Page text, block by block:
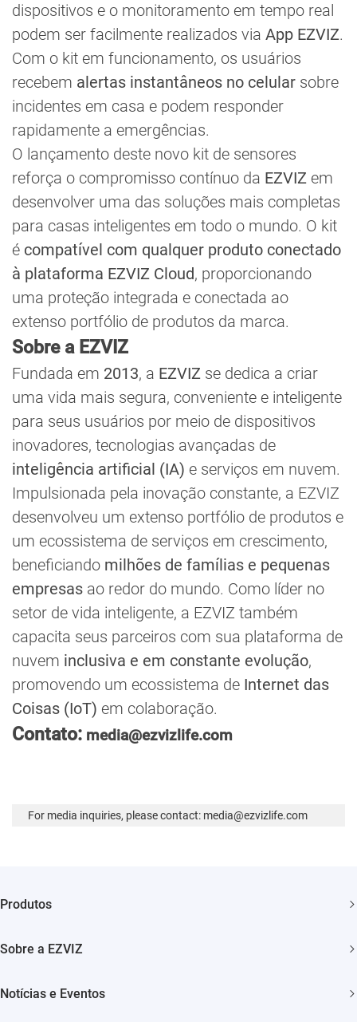
dispositivos e o monitoramento em tempo real
podem ser facilmente realizados via App EZVIZ.
Com o kit em funcionamento, os usuários
recebem alertas instantâneos no celular sobre
incidentes em casa e podem responder
rapidamente a emergências.
O lançamento deste novo kit de sensores
reforça o compromisso contínuo da EZVIZ em
desenvolver uma das soluções mais completas
para casas inteligentes em todo o mundo. O kit
é compatível com qualquer produto conectado
à plataforma EZVIZ Cloud, proporcionando
uma proteção integrada e conectada ao
extenso portfólio de produtos da marca.
Sobre a EZVIZ
Fundada em 2013, a EZVIZ se dedica a criar
uma vida mais segura, conveniente e inteligente
para seus usuários por meio de dispositivos
inovadores, tecnologias avançadas de
inteligência artificial (IA) e serviços em nuvem.
Impulsionada pela inovação constante, a EZVIZ
desenvolveu um extenso portfólio de produtos e
um ecossistema de serviços em crescimento,
beneficiando milhões de famílias e pequenas
empresas ao redor do mundo. Como líder no
setor de vida inteligente, a EZVIZ também
capacita seus parceiros com sua plataforma de
nuvem inclusiva e em constante evolução,
promovendo um ecossistema de Internet das
Coisas (IoT) em colaboração.
Contato: media@ezvizlife.com
For media inquiries, please contact: media@ezvizlife.com
Produtos
Camêra Wi-Fi Externa
Sobre a EZVIZ
Notícias e Eventos